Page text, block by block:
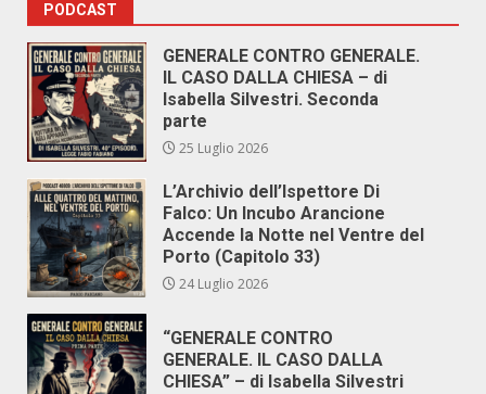
PODCAST
GENERALE CONTRO GENERALE.
IL CASO DALLA CHIESA – di
Isabella Silvestri. Seconda
parte
25 Luglio 2026
L’Archivio dell’Ispettore Di
Falco: Un Incubo Arancione
Accende la Notte nel Ventre del
Porto (Capitolo 33)
24 Luglio 2026
“GENERALE CONTRO
GENERALE. IL CASO DALLA
CHIESA” – di Isabella Silvestri